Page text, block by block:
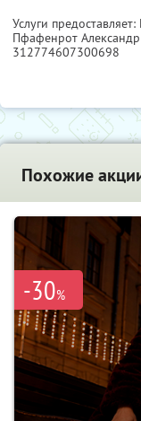
Услуги
Пфафенрот
312774607300698
Похожие
-30%